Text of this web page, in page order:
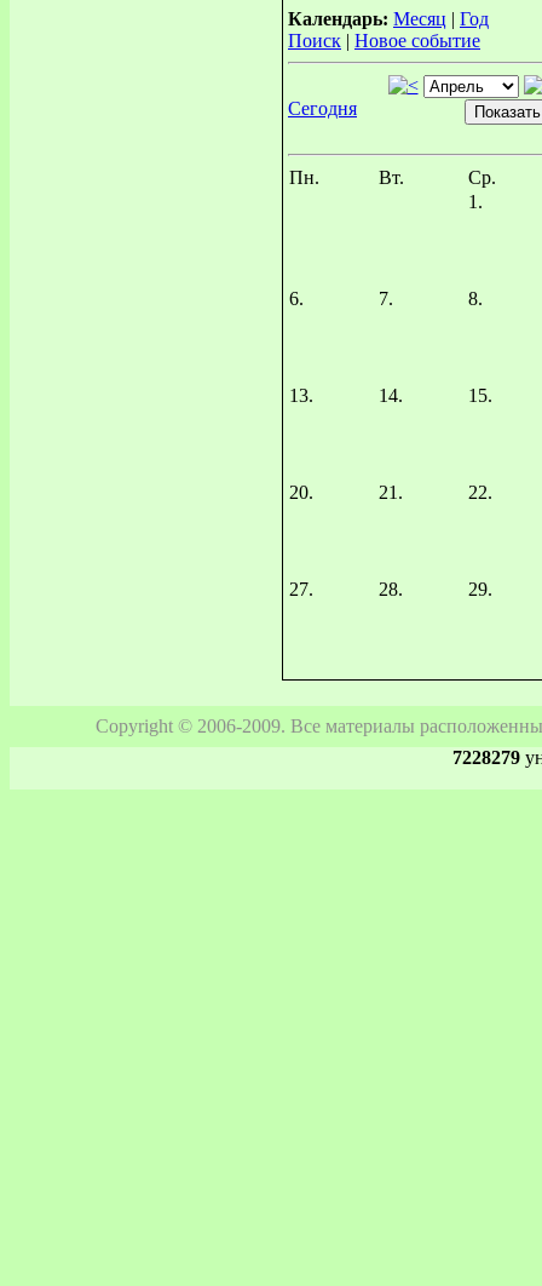
Календарь: Месяц | Год
Поиск | Новое событие
Сегодня
Пн. Вт.
Ср.
1.
6. 7. 8.
13. 14. 15.
20. 21. 22.
27. 28. 29.
Copyright © 2006-2009. Все материалы
7228279